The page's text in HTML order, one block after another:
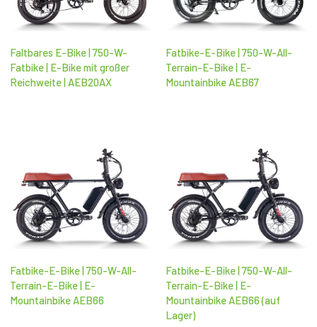
Faltbares E-Bike | 750-W-
Fatbike | E-Bike mit großer
Reichweite | AEB20AX
Fatbike-E-Bike | 750-W-All-
Terrain-E-Bike | E-
Mountainbike AEB67
Fatbike-E-Bike | 750-W-All-
Terrain-E-Bike | E-
Mountainbike AEB66
Fatbike-E-Bike | 750-W-All-
Terrain-E-Bike | E-
Mountainbike AEB66 (auf
Lager)